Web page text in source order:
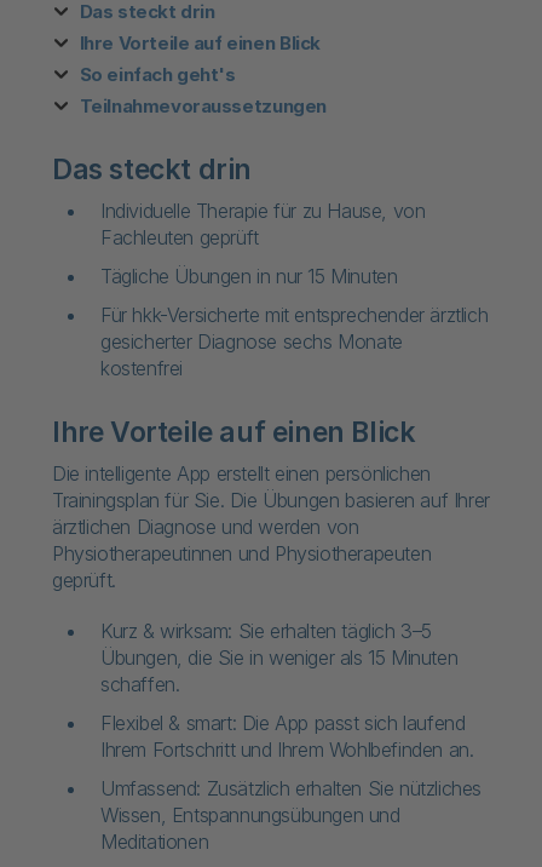
Das steckt drin
Ihre Vorteile auf einen Blick
So einfach geht's
Teilnahmevoraussetzungen
Das steckt drin
Individuelle Therapie für zu Hause, von
Fachleuten geprüft
Tägliche Übungen in nur 15 Minuten
Für hkk-Versicherte mit entsprechender ärztlich
gesicherter Diagnose sechs Monate
kostenfrei
Ihre Vorteile auf einen Blick
Die intelligente App erstellt einen persönlichen
Trainingsplan für Sie. Die Übungen basieren auf Ihrer
ärztlichen Diagnose und werden von
Physiotherapeutinnen und Physiotherapeuten
geprüft.
Kurz & wirksam: Sie erhalten täglich 3–5
Übungen, die Sie in weniger als 15 Minuten
schaffen.
Flexibel & smart: Die App passt sich laufend
Ihrem Fortschritt und Ihrem Wohlbefinden an.
Umfassend: Zusätzlich erhalten Sie nützliches
Wissen, Entspannungsübungen und
Meditationen